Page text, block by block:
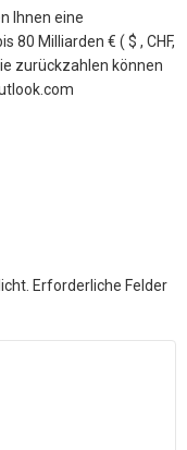
Ihnen eine
80 Milliarden € ( $ , CHF,
zurückzahlen können
Erforderliche Felder